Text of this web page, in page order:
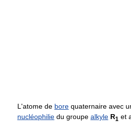
L'atome de bore quaternaire avec
nucléophilie du groupe alkyle R1 et